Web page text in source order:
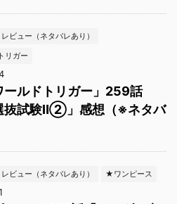
ビュー（ネタバレあり）
リガー
ールドトリガー」259話
抜試験Ⅱ②」感想（※ネタバ
ビュー（ネタバレあり） ★ワンピース